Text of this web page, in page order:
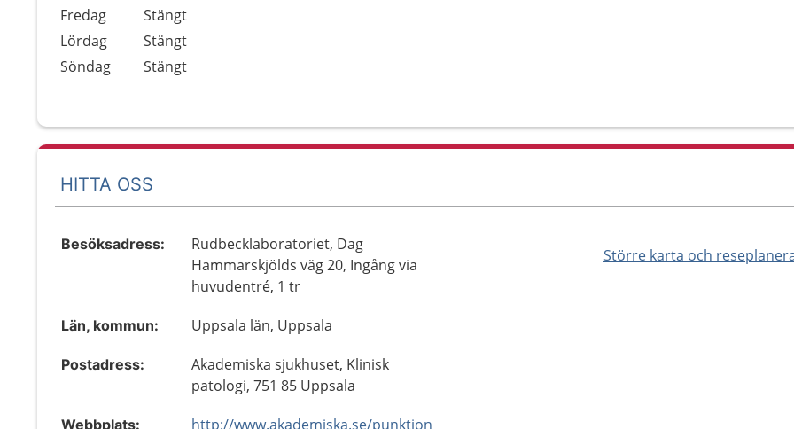
Fredag
Stängt
Lördag
Stängt
Söndag
Stängt
HITTA OSS
Större karta och
Besöksadress:
Rudbecklaboratoriet, Dag
Hammarskjölds väg 20, Ingång via
huvudentré, 1 tr
Län, kommun: Uppsala län, Uppsala
Postadress:
Akademiska sjukhuset, Klinisk
patologi, 751 85 Uppsala
Webbplats: http://www.akademiska.se/punktion